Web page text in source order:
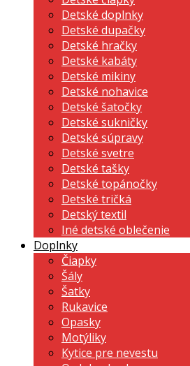
Detské doplnky
Detské dupačky
Detské hračky
Detské kabáty
Detské mikiny
Detské nohavice
Detské šatočky
Detské sukničky
Detské súpravy
Detské svetre
Detské tašky
Detské topánočky
Detské tričká
Detský textil
Iné detské oblečenie
Doplnky
Čiapky
Šály
Šatky
Rukavice
Opasky
Motýliky
Kytice pre nevestu